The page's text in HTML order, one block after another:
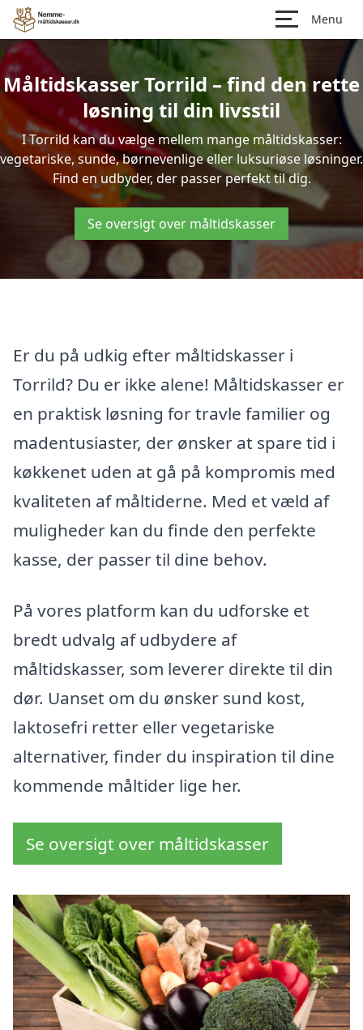
Menu
Måltidskasser Torrild – find den rette
løsning til din livsstil
I Torrild kan du vælge mellem mange måltidskasser:
vegetariske, sunde, børnevenlige eller luksuriøse løsninger.
Find en udbyder, der passer perfekt til dig.
Se oversigt over måltidskasser
Er du på udkig efter måltidskasser i
Torrild? Du er ikke alene! Måltidskasser er
en praktisk løsning for travle familier og
madentusiaster, der ønsker at spare tid i
køkkenet uden at gå på kompromis med
kvaliteten af måltiderne. Med et væld af
muligheder kan du finde den perfekte
kasse, der passer til dine behov.
På vores platform kan du udforske et
bredt udvalg af udbydere af
måltidskasser, som leverer direkte til din
dør. Uanset om du ønsker sund kost,
laktosefri retter eller vegetariske
alternativer, finder du inspiration til dine
kommende måltider lige her.
Se oversigt over måltidskasser